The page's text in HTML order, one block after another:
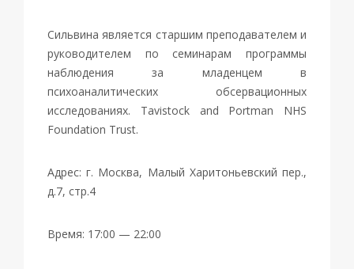
Сильвина является старшим преподавателем и
руководителем по семинарам программы
наблюдения за младенцем в
психоаналитических обсервационных
исследованиях. Tavistock and Portman NHS
Foundation Trust.
Адрес: г. Москва, Малый Харитоньевский пер.,
д.7, стр.4
Время: 17:00 — 22:00